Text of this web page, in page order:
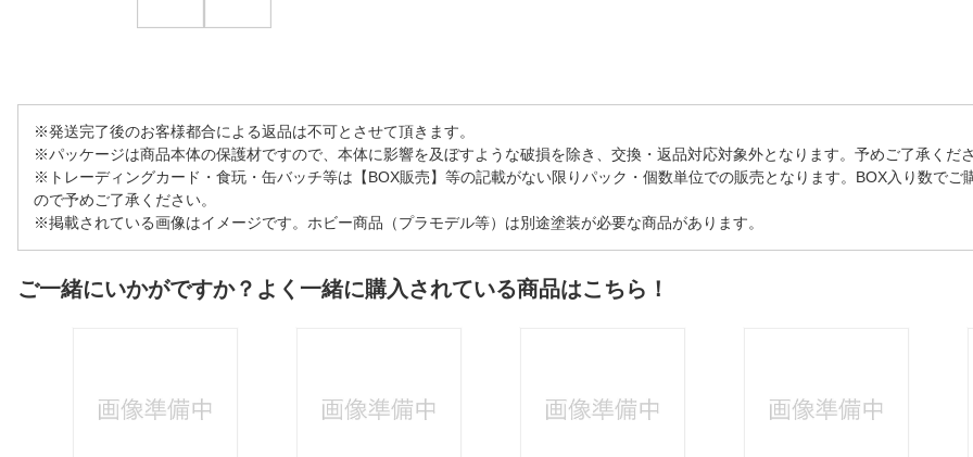
※発送完了後のお客様都合による返品は不可とさせて頂きます。
※パッケージは商品本体の保護材ですので、本体に影響を及ぼすような破損を除き、交換・返品対応対象外となります。予めご了承くださ
※トレーディングカード・食玩・缶バッチ等は【BOX販売】等の記載がない限りパック・個数単位での販売となります。BOX入り数で
ので予めご了承ください。
※掲載されている画像はイメージです。ホビー商品（プラモデル等）は別途塗装が必要な商品があります。
ご一緒にいかがですか？よく一緒に購入されている商品はこちら！